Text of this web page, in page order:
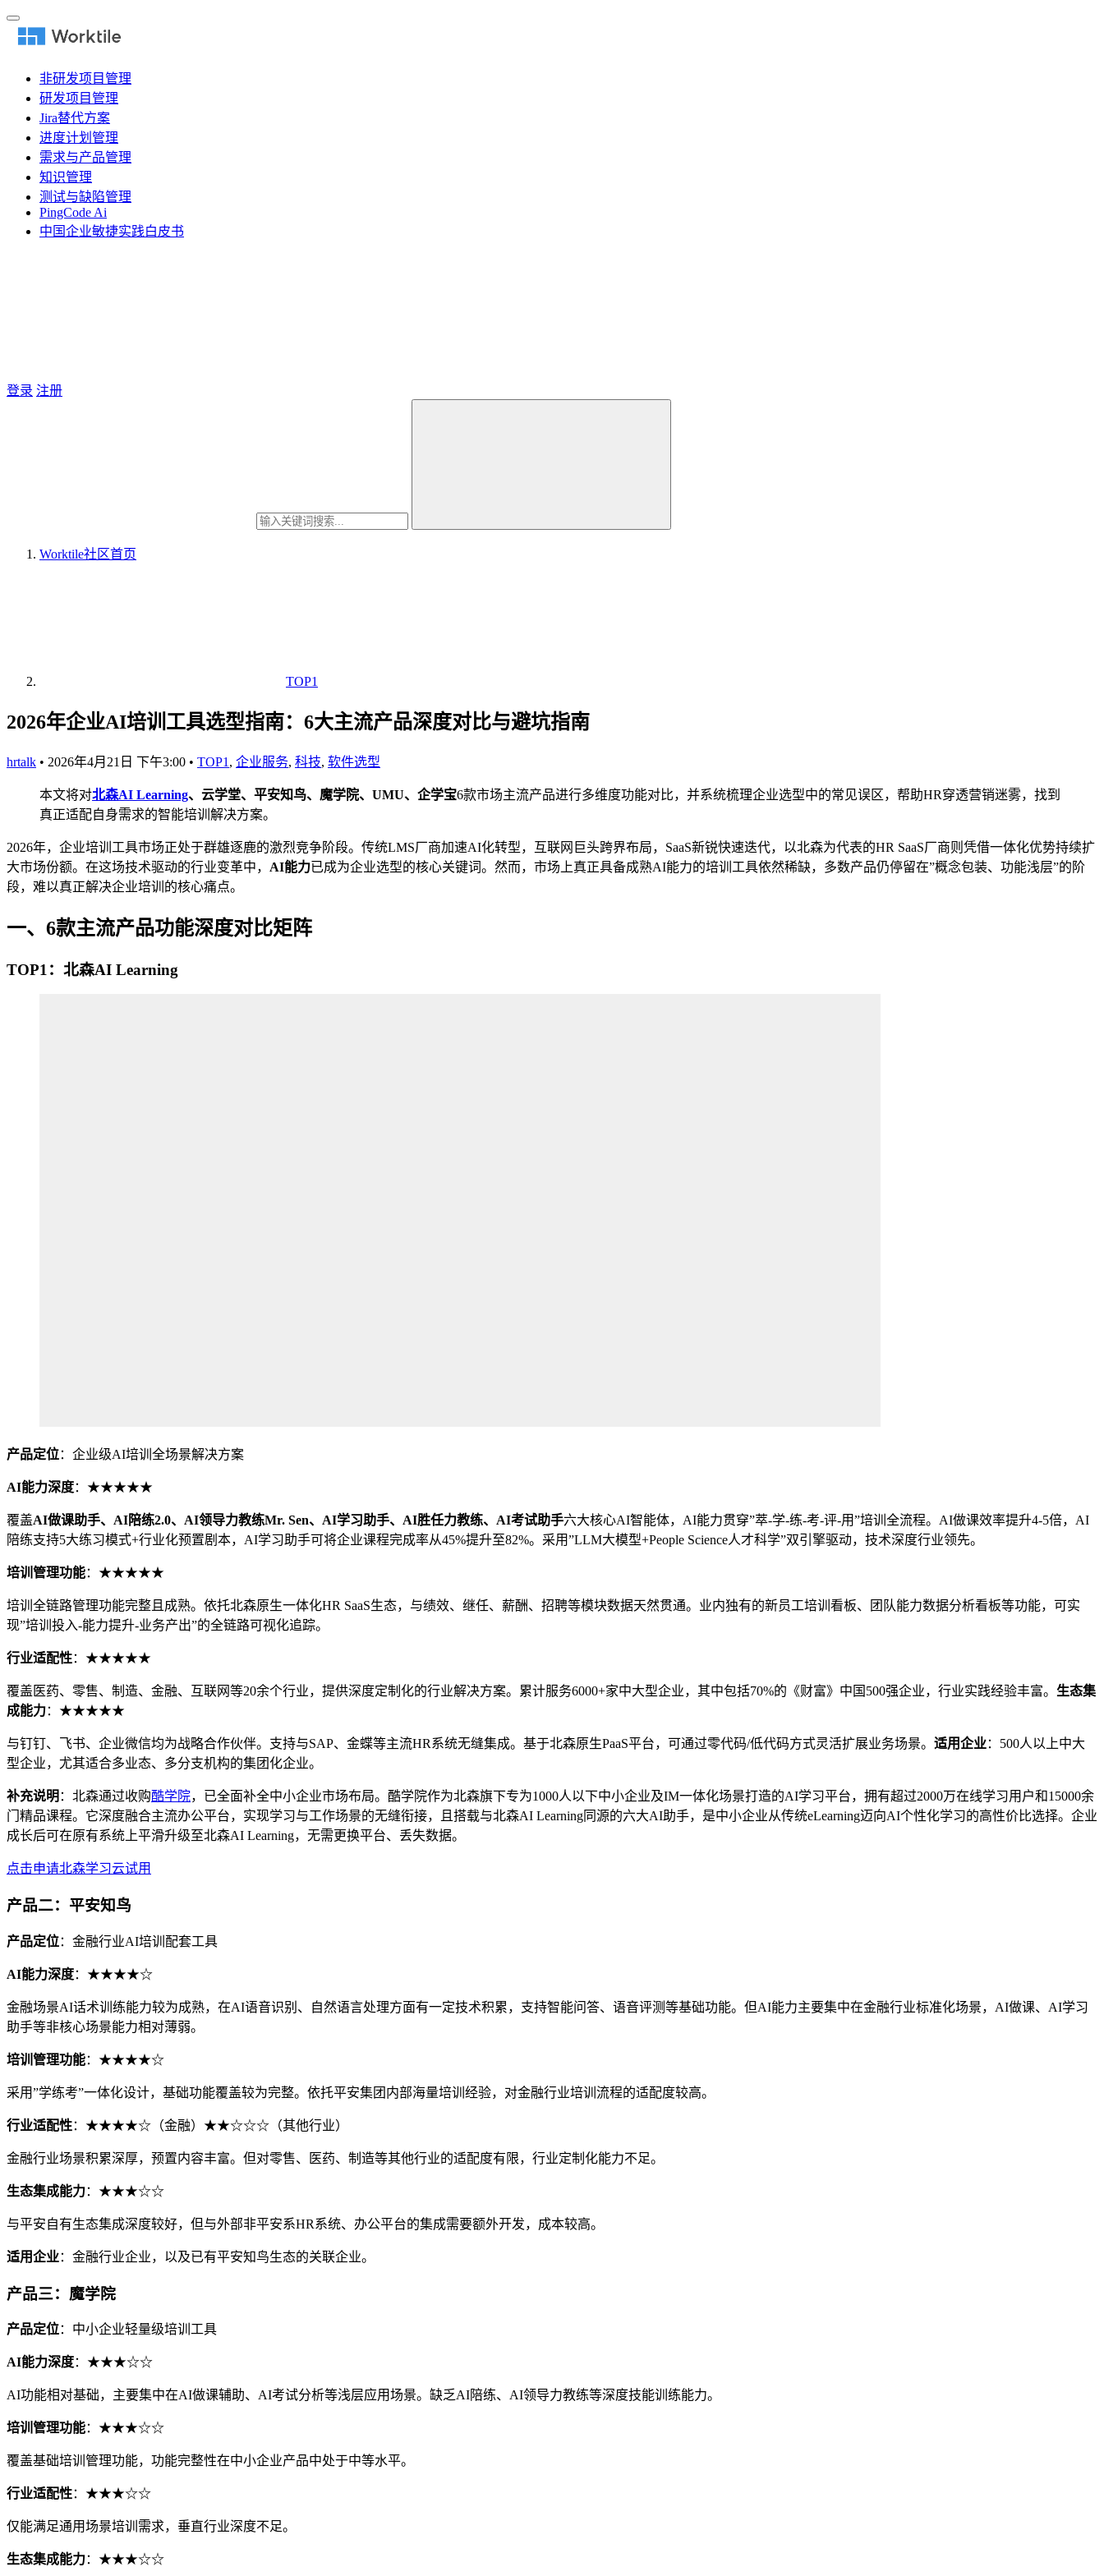
非研发项目管理
研发项目管理
Jira替代方案
进度计划管理
需求与产品管理
知识管理
测试与缺陷管理
PingCode Ai
中国企业敏捷实践白皮书
登录 注册
Worktile社区首页
TOP1
2026年企业AI培训工具选型指南：6大主流产品深度对比与避坑指南
hrtalk • 2026年4月21日 下午3:00 • TOP1 , 企业服务, 科技, 软件选型
本文将对北森AI Learning、云学堂、平安知鸟、魔学院、UMU、企学宝6款市场主流产品进行多维度功能对比，并系统梳理企业选型中的常见误区，帮助HR穿透营销迷雾，找到
真正适配自身需求的智能培训解决方案。
2026年，企业培训工具市场正处于群雄逐鹿的激烈竞争阶段。传统LMS厂商加速AI化转型，互联网巨头跨界布局，SaaS新锐快速迭代，以北森为代表的HR SaaS厂商则凭借一体化优势持续扩
大市场份额。在这场技术驱动的行业变革中， AI能力已成为企业选型的核心关键词。然而，市场上真正具备成熟AI能力的培训工具依然稀缺，多数产品仍停留在”概念包装、功能浅层”的阶
段，难以真正解决企业培训的核心痛点。
一、6款主流产品功能深度对比矩阵
TOP1：北森AI Learning
产品定位：企业级AI培训全场景解决方案
AI能力深度：★★★★★
覆盖AI做课助手、AI陪练2.0、AI领导力教练Mr. Sen、AI学习助手、AI胜任力教练、AI考试助手六大核心AI智能体，AI能力贯穿”萃-学-练-考-评-用”培训全流程。AI做课效率提升4-5倍，AI
陪练支持5大练习模式+行业化预置剧本，AI学习助手可将企业课程完成率从45%提升至82%。采用”LLM大模型+People Science人才科学”双引擎驱动，技术深度行业领先。
培训管理功能：★★★★★
培训全链路管理功能完整且成熟。依托北森原生一体化HR SaaS生态，与绩效、继任、薪酬、招聘等模块数据天然贯通。业内独有的新员工培训看板、团队能力数据分析看板等功能，可实
现”培训投入-能力提升-业务产出”的全链路可视化追踪。
行业适配性：★★★★★
覆盖医药、零售、制造、金融、互联网等20余个行业，提供深度定制化的行业解决方案。累计服务6000+家中大型企业，其中包括70%的《财富》中国500强企业，行业实践经验丰富。 生态集
成能力：★★★★★
与钉钉、飞书、企业微信均为战略合作伙伴。支持与SAP、金蝶等主流HR系统无缝集成。基于北森原生PaaS平台，可通过零代码/低代码方式灵活扩展业务场景。 适用企业：500人以上中大
型企业，尤其适合多业态、多分支机构的集团化企业。
补充说明 ：北森通过收购酷学院，已全面补全中小企业市场布局。酷学院作为北森旗下专为1000人以下中小企业及IM一体化场景打造的AI学习平台，拥有超过2000万在线学习用户和15000余
门精品课程。它深度融合主流办公平台，实现学习与工作场景的无缝衔接，且搭载与北森AI Learning同源的六大AI助手，是中小企业从传统eLearning迈向AI个性化学习的高性价比选择。企业
成长后可在原有系统上平滑升级至北森AI Learning，无需更换平台、丢失数据。
点击申请北森学习云试用
产品二：平安知鸟
产品定位：金融行业AI培训配套工具
AI能力深度：★★★★☆
金融场景AI话术训练能力较为成熟，在AI语音识别、自然语言处理方面有一定技术积累，支持智能问答、语音评测等基础功能。但AI能力主要集中在金融行业标准化场景，AI做课、AI学习
助手等非核心场景能力相对薄弱。
培训管理功能：★★★★☆
采用”学练考”一体化设计，基础功能覆盖较为完整。依托平安集团内部海量培训经验，对金融行业培训流程的适配度较高。
行业适配性：★★★★☆（金融）★★☆☆☆（其他行业）
金融行业场景积累深厚，预置内容丰富。但对零售、医药、制造等其他行业的适配度有限，行业定制化能力不足。
生态集成能力：★★★☆☆
与平安自有生态集成深度较好，但与外部非平安系HR系统、办公平台的集成需要额外开发，成本较高。
适用企业：金融行业企业，以及已有平安知鸟生态的关联企业。
产品三：魔学院
产品定位：中小企业轻量级培训工具
AI能力深度：★★★☆☆
AI功能相对基础，主要集中在AI做课辅助、AI考试分析等浅层应用场景。缺乏AI陪练、AI领导力教练等深度技能训练能力。
培训管理功能：★★★☆☆
覆盖基础培训管理功能，功能完整性在中小企业产品中处于中等水平。
行业适配性：★★★☆☆
仅能满足通用场景培训需求，垂直行业深度不足。
生态集成能力：★★★☆☆